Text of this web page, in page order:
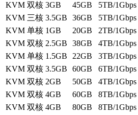
KVM 双核 3GB 45GB 5TB/1Gbps
KVM 三核 3.5GB 36GB 5TB/1Gbps
KVM 单核 1GB 20GB 2TB/1Gbps
KVM 双核 2.5GB 38GB 4TB/1Gbps
KVM 单核 1.5GB 22GB 3TB/1Gbps
KVM 双核 3.5GB 60GB 6TB/1Gbps
KVM 双核 2GB 50GB 4TB/1Gbps
KVM 双核 4GB 60GB 8TB/1Gbps
KVM 双核 4GB 80GB 8TB/1Gbps